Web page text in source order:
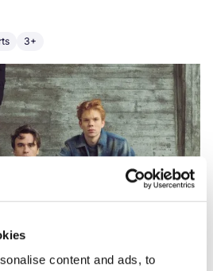
content and ads, to
3+